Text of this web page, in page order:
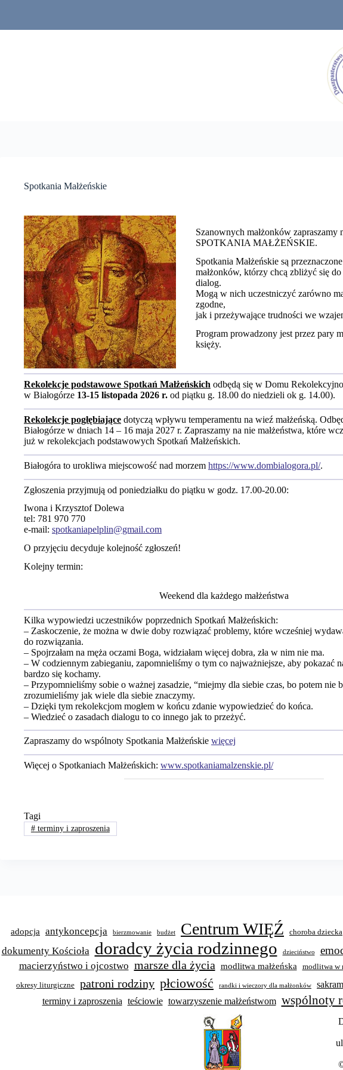
Spotkania Małżeńskie
Szanownych małżonków zapraszamy
SPOTKANIA MAŁŻEŃSKIE.
Spotkania Małżeńskie są
małżonków, którzy chcą zbliżyć się do
dialog.
Mogą w nich uczestniczyć zarówno
zgodne,
jak i przeżywające trudności we
Program prowadzony jest przez pary
księży.
Rekolekcje podstawowe Spotkań Małżeńskich odbędą się w Domu
w Białogórze 13-15 listopada 2026 r. od piątku g. 18.00 do niedzieli ok g. 14.00).
Rekolekcje pogłębiające dotyczą wpływu temperamentu na wieź małżeńską.
Białogórze w dniach 14 – 16 maja 2027 r. Zapraszamy na nie małżeństwa, które
już w rekolekcjach podstawowych Spotkań Małżeńskich.
Białogóra to urokliwa miejscowość nad morzem https://www.dombialogora.pl/.
Zgłoszenia przyjmują od poniedziałku do piątku w godz. 17.00-20.00:
Iwona i Krzysztof Dolewa
tel: 781 970 770
e-mail: spotkaniapelplin@gmail.com
O przyjęciu decyduje kolejność zgłoszeń!
Kolejny termin:
Weekend dla każdego małżeństwa
Kilka wypowiedzi uczestników poprzednich Spotkań Małżeńskich:
– Zaskoczenie, że można w dwie doby rozwiązać problemy, które wcześniej
do rozwiązania.
– Spojrzałam na męża oczami Boga, widziałam więcej dobra, zła w nim nie ma.
– W codziennym zabieganiu, zapomnieliśmy o tym co najważniejsze, aby pokazać
bardzo się kochamy.
– Przypomnieliśmy sobie o ważnej zasadzie, “miejmy dla siebie czas, bo potem nie
zrozumieliśmy jak wiele dla siebie znaczymy.
– Dzięki tym rekolekcjom mogłem w końcu zdanie wypowiedzieć do końca.
– Wiedzieć o zasadach dialogu to co innego jak to przeżyć.
Zapraszamy do wspólnoty Spotkania Małżeńskie więcej
Więcej o Spotkaniach Małżeńskich: www.spotkaniamalzenskie.pl/
Tagi
#terminy i zaproszenia
adopcja antykoncepcja bierzmowanie budżet Centrum WIĘŹ choroba dziecka
dokumenty Kościoła doradcy życia rodzinnego dzieciństwo
macierzyństwo i ojcostwo marsze dla życia modlitwa małżeńska modlitwa w
okresy liturgiczne patroni rodziny płciowość randki i wieczory dla małżonków
terminy i zaproszenia teściowie towarzyszenie małżeństwom wspólnoty